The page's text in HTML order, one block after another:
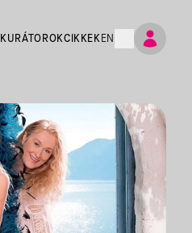
KURÁTOROKCIKKEK EN